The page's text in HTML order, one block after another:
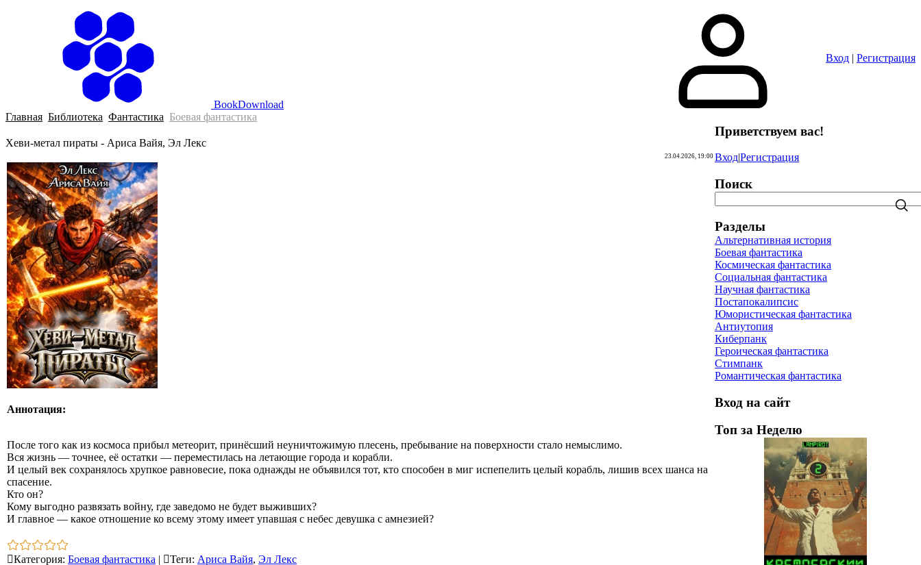
BookDownload
Вход | Регистрация
Главная Библиотека Фантастика Боевая фантастика
Хеви-метал пираты - Ариса Вайя, Эл Лекс
23.04.2026, 19:00
Аннотация:
После того как из космоса прибыл метеорит, принёсший неуничтожимую плесень, пребывание на поверхности стало немыслимо.
Вся жизнь — точнее, её остатки — переместилась на летающие города и корабли.
И целый век сохранялось хрупкое равновесие, пока однажды не объявился тот, кто способен в миг испепелить целый корабль, лишив всех шанса на
спасение.
Кто он?
Кому выгодно развязать войну, где заведомо не будет выживших?
И главное — какое отношение ко всему этому имеет упавшая с небес девушка с амнезией?
Категория: Боевая фантастика | Теги: Ариса Вайя, Эл Лекс
Приветствуем вас!
Вход|Регистрация
Поиск
Разделы
Альтернативная история
Боевая фантастика
Космическая фантастика
Социальная фантастика
Научная фантастика
Постапокалипсис
Юмористическая фантастика
Антиутопия
Киберпанк
Героическая фантастика
Стимпанк
Романтическая фантастика
Вход на сайт
Топ за Неделю